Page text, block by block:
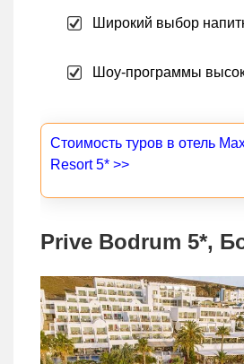
Широкий выбор
Шоу-программы
Стоимость туров в отель
Resort 5* >>
Prive Bodrum 5*,